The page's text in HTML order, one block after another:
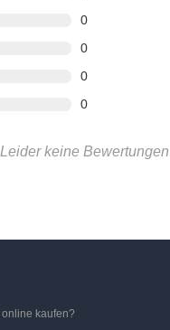
0
0
0
0
Leider keine
kaufen?